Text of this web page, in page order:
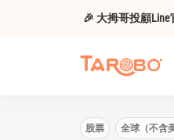
🎉 大拇哥投顧
股票 全球（不含